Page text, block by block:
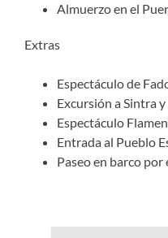
Almuerzo en el
Extras
Espectáculo de
Excursión a Sintra y
Espectáculo
Entrada al Pueblo
Paseo en barco